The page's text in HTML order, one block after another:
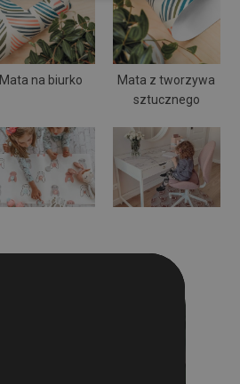
Mata na biurko
Mata z tworzywa
sztucznego